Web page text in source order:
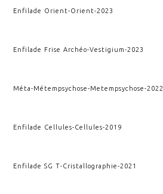
Enfilade Orient-Orient-2023
Enfilade Frise Archéo-Vestigium-2023
Méta-Métempsychose-Metempsychose-2022
Enfilade Cellules-Cellules-2019
Enfilade SG T-Cristallographie-2021